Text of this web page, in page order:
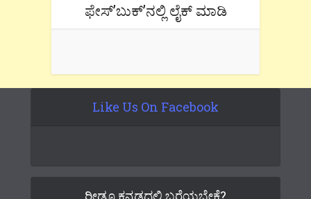
ಫೇಸ್’ಬುಕ್’ನಲ್ಲಿ ಲೈಕ್ ಮಾಡಿ
Like Us On Facebook
ರೀಡೂ ಕನ್ನಡದಲ್ಲಿ ಬರೆಯಬೇಕೆ?